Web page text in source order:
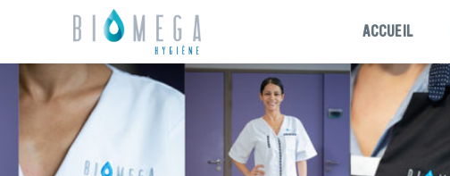
AU
CONTENU
ACCUEIL